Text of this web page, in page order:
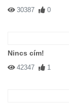
30387 0
Nincs cím!
42347 1